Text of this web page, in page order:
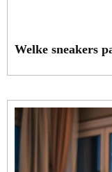
Welke sneakers